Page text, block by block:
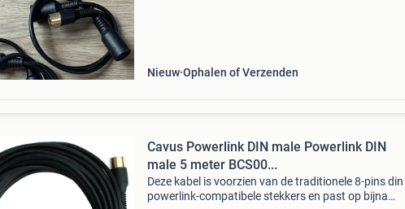
Nieuw Ophalen of Verzenden
Cavus Powerlink DIN male Powerlink DIN
male 5 meter BCS00...
Deze kabel is voorzien van de traditionele 8-pins din
powerlink-compatibele stekkers en past op bijna